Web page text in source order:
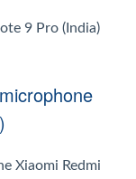
9 Pro (India)
Xiaomi Redmi